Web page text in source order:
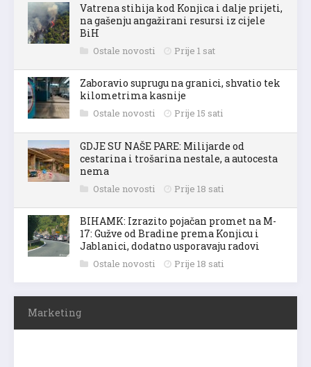
Vatrena stihija kod Konjica i dalje prijeti,
na gašenju angažirani resursi iz cijele
BiH
Ostale novosti Prije 1 sat
Zaboravio suprugu na granici, shvatio tek
kilometrima kasnije
Ostale novosti Prije 15 sati
GDJE SU NAŠE PARE: Milijarde od
cestarina i trošarina nestale, a autocesta
nema
Ostale novosti Prije 18 sati
BIHAMK: Izrazito pojačan promet na M-
17: Gužve od Bradine prema Konjicu i
Jablanici, dodatno usporavaju radovi
Ostale novosti Prije 18 sati
Marketing